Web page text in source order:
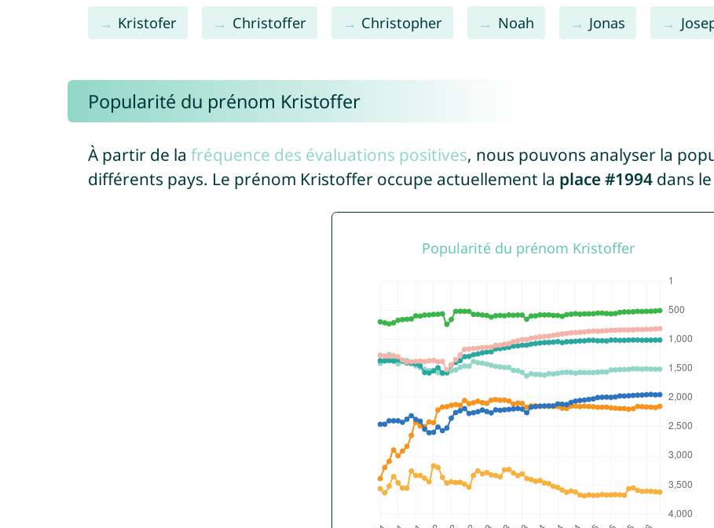
Kristofer Christoffer Christopher Noah Jonas
Popularité du prénom Kristoffer
À partir de la fréquence des évaluations positives, nous pouvons analyser la
différents pays. Le prénom Kristoffer occupe actuellement la place #1994dans le